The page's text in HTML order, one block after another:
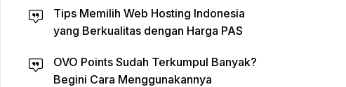
Tips Memilih Web Hosting Indonesia
yang Berkualitas dengan Harga PAS
OVO Points Sudah Terkumpul Banyak?
Begini Cara Menggunakannya